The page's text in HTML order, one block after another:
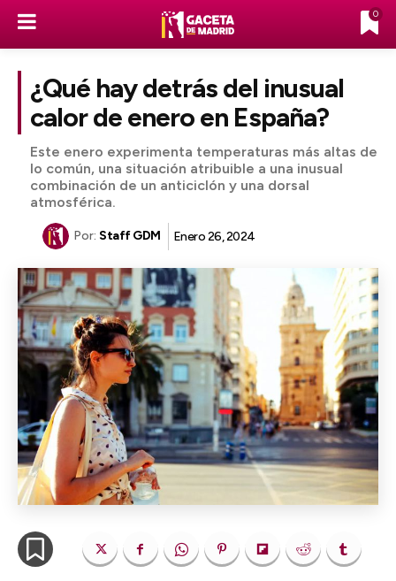
0
¿Qué hay detrás del inusual
calor de enero en España?
Este enero experimenta temperaturas más altas de
lo común, una situación atribuible a una inusual
combinación de un anticiclón y una dorsal
atmosférica.
Por: Staff GDM Enero 26, 2024